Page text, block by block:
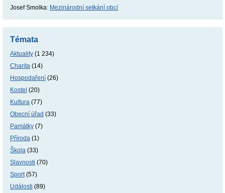
Josef Smolka: Mezinárodní setkání obcí
Témata
Aktuality (1 234)
Charita (14)
Hospodaření (26)
Kostel (20)
Kultura (77)
Obecní úřad (33)
Památky (7)
Příroda (1)
Škola (33)
Slavnosti (70)
Sport(57)
Události (89)